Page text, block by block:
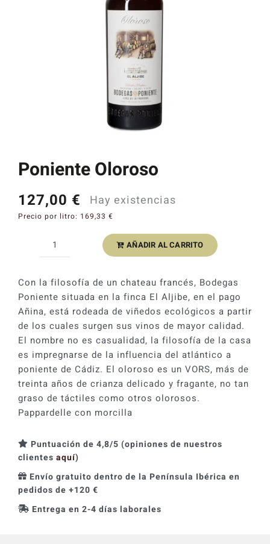
Catas y Actividades
Poniente Oloroso
127,00 € Hay existencias
Precio por litro: 169,33 €
Poniente
cantidad
AÑADIR AL CARRITO
Con la filosofía de un chateau francés, Bodegas
Poniente situada en la finca El Aljibe, en el pago
Añina, está rodeada de viñedos ecológicos a partir
de los cuales surgen sus vinos de mayor calidad.
El nombre no es casualidad, la filosofía de la casa
es impregnarse de la influencia del atlántico a
poniente de Cádiz. El oloroso es un VORS, más de
treinta años de crianza delicado y fragante, no tan
graso de táctiles como otros olorosos.
Pappardelle con morcilla
Puntuación de 4,8/5 (opiniones de nuestros
clientes aquí)
Envío gratuito dentro de la Península Ibérica en
pedidos de +120 €
Entrega en 2-4 días laborales